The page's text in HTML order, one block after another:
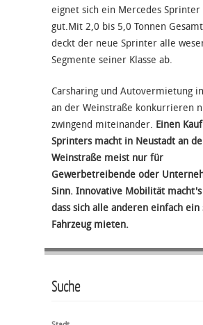
eignet sich ein Mercedes Sprinter
gut.Mit 2,0 bis 5,0 Tonnen
deckt der neue Sprinter alle
Segmente seiner Klasse ab.
Carsharing und Autovermietung
an der Weinstraße konkurrieren
zwingend miteinander. Einen
Sprinters macht in Neustadt an
Weinstraße meist nur für
Gewerbetreibende oder
Sinn. Innovative Mobilität
dass sich alle anderen einfach ein
Fahrzeug mieten.
Suche